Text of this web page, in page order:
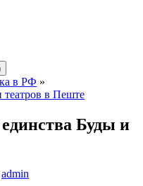
в РФ »
в Пеште
Буды и
admin